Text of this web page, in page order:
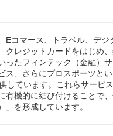
Eコマース、トラベル、デジ
レジットカードをはじめ、
ったフィンテック（金融）
ス、さらにプロスポーツと
しています。これらサービ
有機的に結び付けることで
」を形成しています。